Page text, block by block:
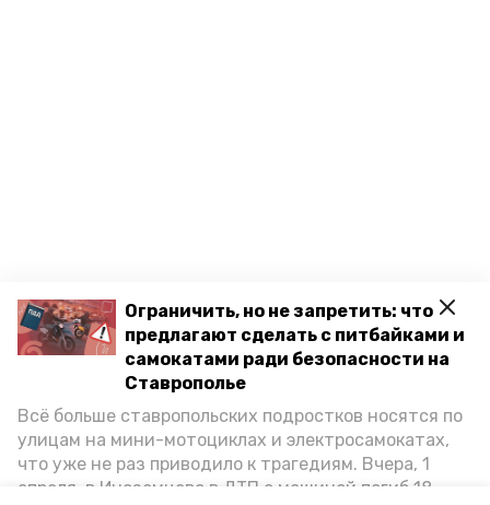
Ограничить, но не запретить: что
предлагают сделать с питбайками и
самокатами ради безопасности на
Ставрополье
Всё больше ставропольских подростков носятся по
улицам на мини-мотоциклах и электросамокатах,
что уже не раз приводило к трагедиям. Вчера, 1
апреля, в Иноземцево в ДТП с машиной погиб 18-